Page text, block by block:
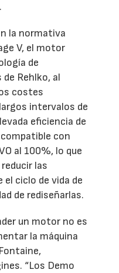
la normativa
V, el motor
de
Rehlko, al
costes
intervalos de
eficiencia de
con
al 100%, lo que
las
el ciclo de vida de
de rediseñarlas.
un motor no es
la máquina
“Los Demo